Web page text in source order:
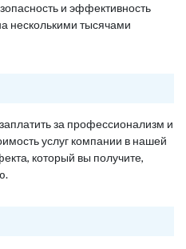
и эффективность
несколькими тысячами
за профессионализм и
услуг компании в нашей
который вы получите,